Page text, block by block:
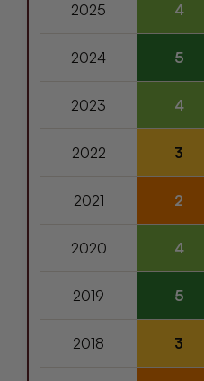
2025 4
2024 5
2023 4
2022 3
2021 2
2020 4
2019 5
2018 3